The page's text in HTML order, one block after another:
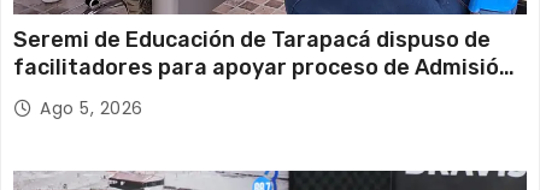
Seremi de Educación de Tarapacá dispuso de
facilitadores para apoyar proceso de Admisión
Escolar 2027
Ago 5, 2026